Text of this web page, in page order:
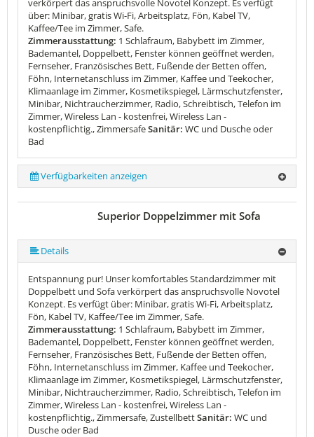
verkörpert das anspruchsvolle Novotel Konzept. Es verfügt
über: Minibar, gratis Wi-Fi, Arbeitsplatz, Fön, Kabel TV,
Kaffee/Tee im Zimmer, Safe.
Zimmerausstattung: 1 Schlafraum, Babybett im Zimmer,
Bademantel, Doppelbett, Fenster können geöffnet werden,
Fernseher, Französisches Bett, Fußende der Betten offen,
Föhn, Internetanschluss im Zimmer, Kaffee und Teekocher,
Klimaanlage im Zimmer, Kosmetikspiegel, Lärmschutzfenster,
Minibar, Nichtraucherzimmer, Radio, Schreibtisch, Telefon im
Zimmer, Wireless Lan - kostenfrei, Wireless Lan -
kostenpflichtig., ZimmersafeSanitär: WC und Dusche oder
Bad
Verfügbarkeiten anzeigen
Superior Doppelzimmer mit Sofa
Details
Entspannung pur! Unser komfortables Standardzimmer mit
Doppelbett und Sofa verkörpert das anspruchsvolle Novotel
Konzept. Es verfügt über: Minibar, gratis Wi-Fi, Arbeitsplatz,
Fön, Kabel TV, Kaffee/Tee im Zimmer, Safe.
Zimmerausstattung: 1 Schlafraum, Babybett im Zimmer,
Bademantel, Doppelbett, Fenster können geöffnet werden,
Fernseher, Französisches Bett, Fußende der Betten offen,
Föhn, Internetanschluss im Zimmer, Kaffee und Teekocher,
Klimaanlage im Zimmer, Kosmetikspiegel, Lärmschutzfenster,
Minibar, Nichtraucherzimmer, Radio, Schreibtisch, Telefon im
Zimmer, Wireless Lan - kostenfrei, Wireless Lan -
kostenpflichtig., Zimmersafe, ZustellbettSanitär: WC und
Dusche oder Bad